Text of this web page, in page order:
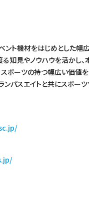
ト機材をはじめとした幅
知見やノウハウを活かし
ポーツの持つ幅広い価値
パスエイトと共にスポー